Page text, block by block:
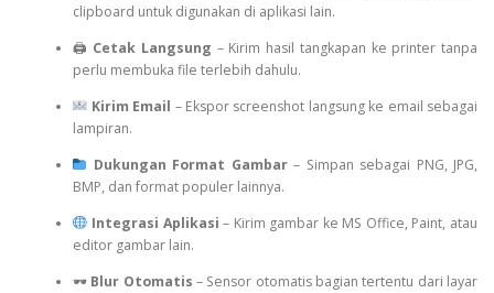
clipboard untuk digunakan di aplikasi lain.
🖨 Cetak Langsung – Kirim hasil tangkapan ke printer tanpa
perlu membuka file terlebih dahulu.
Kirim Email – Ekspor screenshot langsung ke email sebagai
lampiran.
Dukungan Format Gambar– Simpan sebagai PNG, JPG,
BMP, dan format populer lainnya.
Integrasi Aplikasi – Kirim gambar ke MS Office, Paint, atau
editor gambar lain.
🕶 Blur Otomatis – Sensor otomatis bagian tertentu dari layar